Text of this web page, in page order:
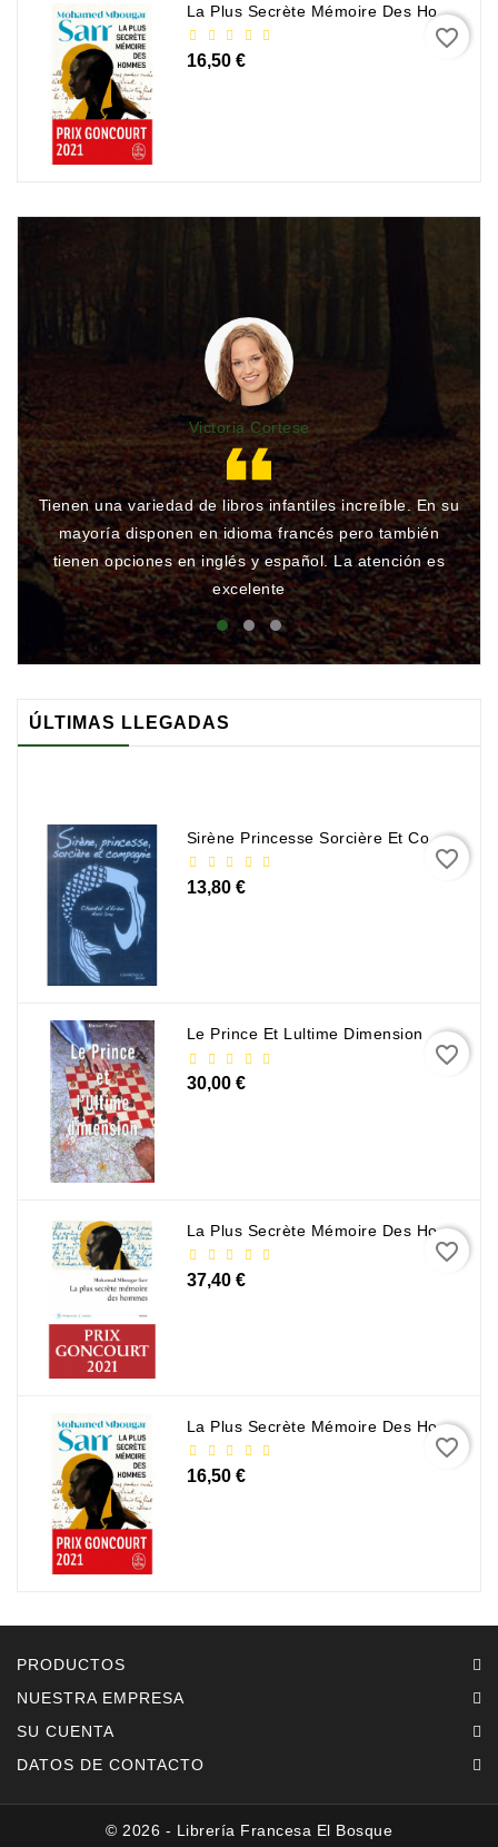
La Plus Secrète Mémoire Des Hommes - Mohamed Mbougar Sarr
16,50 €
favorite_border
Victoria Cortese
Tienen una variedad de libros infantiles increíble. En su
mayoría disponen en idioma francés pero también
tienen opciones en inglés y español. La atención es
excelente
ÚLTIMAS LLEGADAS
Sirène Princesse Sorcière Et Compagnie
13,80 €
favorite_border
Le Prince Et Lultime Dimension
30,00 €
favorite_border
La Plus Secrète Mémoire Des Hommes - Mohamed Mbougar Sarr
37,40 €
favorite_border
La Plus Secrète Mémoire Des Hommes - Mohamed Mbougar Sarr
16,50 €
favorite_border
PRODUCTOS
NUESTRA EMPRESA
SU CUENTA
DATOS DE CONTACTO
© 2026 - Librería Francesa El Bosque